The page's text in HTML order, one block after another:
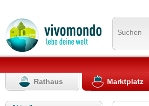
Suchen
Rathaus Marktplatz